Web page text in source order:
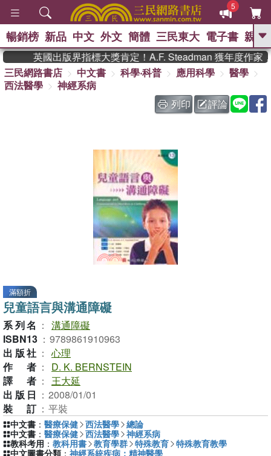
5
GO
熱搜： 東野圭吾 、 The Odyssey 、
國際布克獎 臺灣漫遊錄 、
方
台灣的李登輝時代 、 數學女
暢銷榜 新品 中文 外文 簡體 三民東大 電子書 親子
英國出版界指標大獎肯定！A.F. Steadman 獲年度作家
三民網路書店
中文書 科學‧科普 應用科學
醫學
西法醫學
神經系病
列印
評論
滿額折
兒童語言與溝通障礙
系列名 ： 溝通障礙
ISBN13 ： 9789861910963
出版社 ： 心理
作者 ：
D. K. BERNSTEIN
譯者 ： 王大延
出版日 ： 2008/01/01
裝訂 ： 平裝
中文書 ： 醫療保健 西法醫學 總論
中文書 ： 醫療保健 西法醫學 神經系病
教科考用 ： 教科用書 教育學群 特殊教育 特殊教育教學
中文圖書分類 ： 神經系統疾病；精神醫學